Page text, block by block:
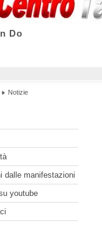
Do
Notizie
dalle manifestazioni
youtube